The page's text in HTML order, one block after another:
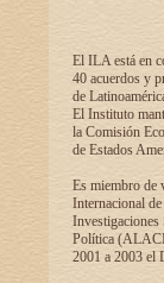
El ILA está en
40 acuerdos y
de
El Instituto
la Comisión
de Estados
Es miembro de
Internacional
Investigaciones
Política
2001 a 2003 el